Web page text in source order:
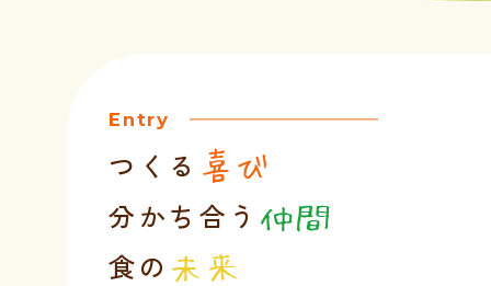
Entry
つくる 喜び
分かち合う 仲間
食の 未来